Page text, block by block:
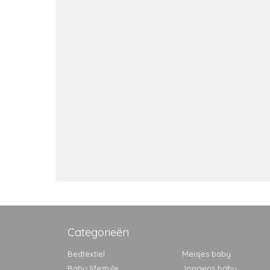
Categorieën
Bedtextiel
Meisjes baby